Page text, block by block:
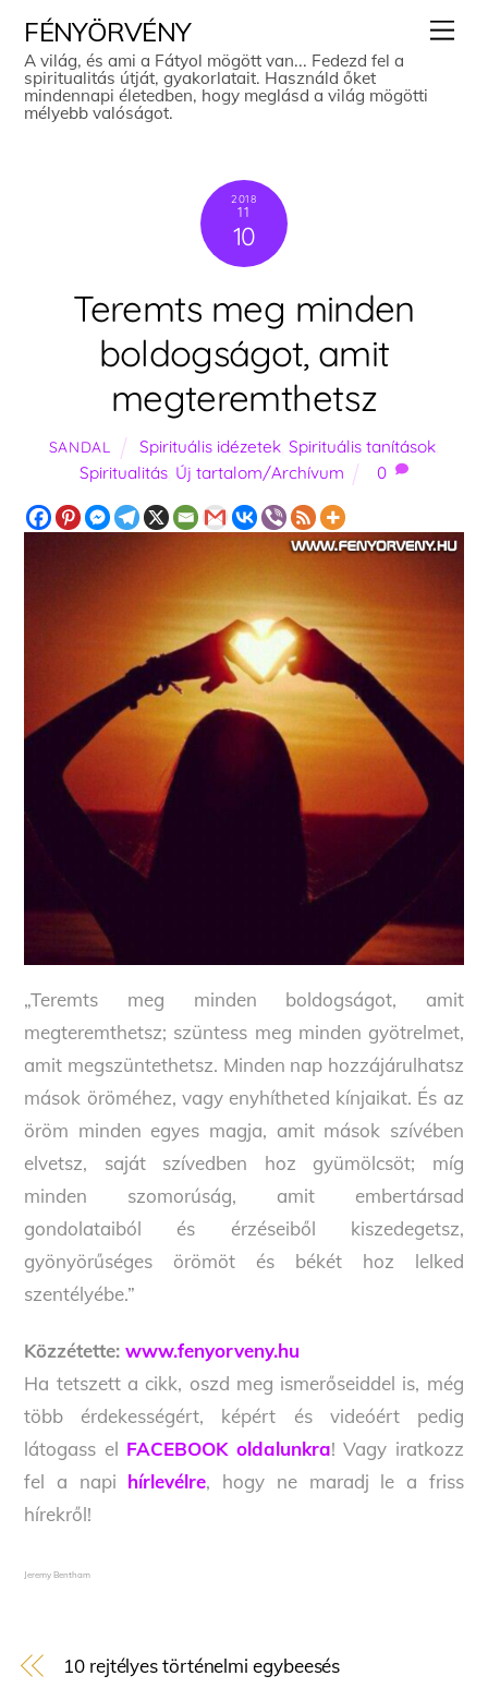
content
FÉNYÖRVÉNY
A világ, és ami a Fátyol mögött van... Fedezd fel a
spiritualitás útját, gyakorlatait. Használd őket
mindennapi életedben, hogy meglásd a világ mögötti
mélyebb valóságot.
2018
11
10
Teremts meg minden
boldogságot, amit
megteremthetsz
SANDAL Spirituális idézetek ,Spirituális tanítások
Spiritualitás, Új tartalom/Archívum 0
„Teremts meg minden boldogságot, amit
megteremthetsz; szüntess meg minden gyötrelmet,
amit megszüntethetsz. Minden nap hozzájárulhatsz
mások öröméhez, vagy enyhítheted kínjaikat. És az
öröm minden egyes magja, amit mások szívében
elvetsz, saját szívedben hoz gyümölcsöt; míg
minden szomorúság, amit embertársad
gondolataiból és érzéseiből kiszedegetsz,
gyönyörűséges örömöt és békét hoz lelked
szentélyébe.”
Közzétette:www.fenyorveny.hu
Ha tetszett a cikk, oszd meg ismerőseiddel is, még
több érdekességért, képért és videóért pedig
látogass el FACEBOOK oldalunkra! Vagy iratkozz
fel a napi hírlevélre, hogy ne maradj le a friss
hírekről!
Jeremy Bentham
10 rejtélyes történelmi egybeesés